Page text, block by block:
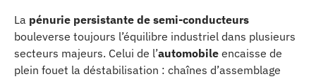
La pénurie persistante de semi-conducteurs
bouleverse toujours l’équilibre industriel dans plusieurs
secteurs majeurs. Celui de l’automobile encaisse de
plein fouet la déstabilisation : chaînes d’assemblage